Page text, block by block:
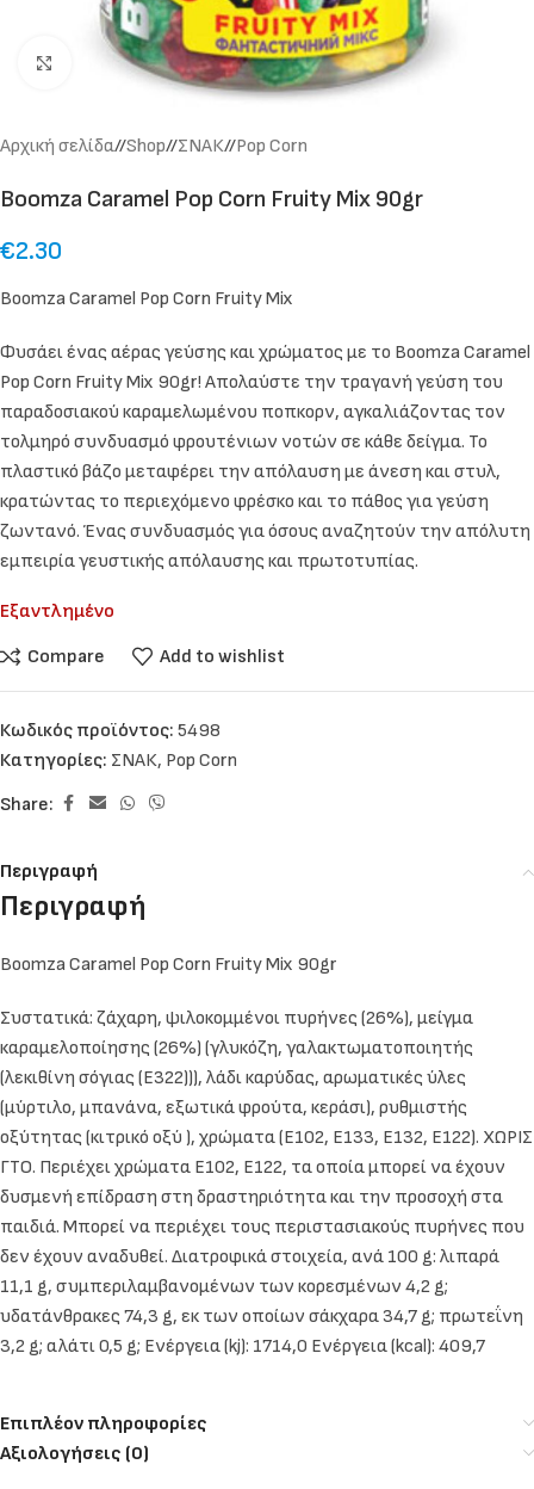
Click to enlarge
Αρχική σελίδα/ Shop/ ΣΝΑΚ/ Pop Corn
Boomza Caramel Pop Corn Fruity Mix 90gr
€2.30
Boomza Caramel Pop Corn Fruity Mix
Φυσάει ένας αέρας γεύσης και χρώματος με το Boomza Caramel
Pop Corn Fruity Mix 90gr! Απολαύστε την τραγανή γεύση του
παραδοσιακού καραμελωμένου ποπκορν, αγκαλιάζοντας τον
τολμηρό συνδυασμό φρουτένιων νοτών σε κάθε δείγμα. Το
πλαστικό βάζο μεταφέρει την απόλαυση με άνεση και στυλ,
κρατώντας το περιεχόμενο φρέσκο και το πάθος για γεύση
ζωντανό. Ένας συνδυασμός για όσους αναζητούν την απόλυτη
εμπειρία γευστικής απόλαυσης και πρωτοτυπίας.
Εξαντλημένο
Compare
Add to wishlist
Κωδικός προϊόντος: 5498
Κατηγορίες: ΣΝΑΚ, Pop Corn
Share:
Περιγραφή
Περιγραφή
Boomza Caramel Pop Corn Fruity Mix 90gr
Συστατικά: ζάχαρη, ψιλοκομμένοι πυρήνες (26%), μείγμα
καραμελοποίησης (26%) (γλυκόζη, γαλακτωματοποιητής
(λεκιθίνη σόγιας (E322))), λάδι καρύδας, αρωματικές ύλες
(μύρτιλο, μπανάνα, εξωτικά φρούτα, κεράσι), ρυθμιστής
οξύτητας (κιτρικό οξύ ), χρώματα (Ε102, Ε133, Ε132, Ε122). ΧΩΡΙΣ
ΓΤΟ. Περιέχει χρώματα E102, E122, τα οποία μπορεί να έχουν
δυσμενή επίδραση στη δραστηριότητα και την προσοχή στα
παιδιά. Μπορεί να περιέχει τους περιστασιακούς πυρήνες που
δεν έχουν αναδυθεί. Διατροφικά στοιχεία, ανά 100 g: λιπαρά
11,1 g, συμπεριλαμβανομένων των κορεσμένων 4,2 g;
υδατάνθρακες 74,3 g, εκ των οποίων σάκχαρα 34,7 g; πρωτεΐνη
3,2 g; αλάτι 0,5 g; Ενέργεια (kj): 1714,0 Ενέργεια (kcal): 409,7
Επιπλέον πληροφορίες
Αξιολογήσεις (0)